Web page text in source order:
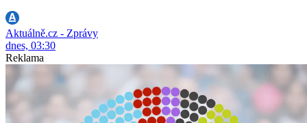
Aktuálně.cz - Zprávy
dnes, 03:30
Reklama